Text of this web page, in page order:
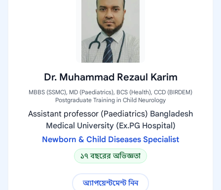
Dr. Muhammad Rezaul Karim
MBBS (SSMC), MD (Paediatrics), BCS (Health), CCD (BIRDEM)
Postgraduate Training in Child Neurology
Assistant professor (Paediatrics) Bangladesh
Medical University (Ex.PG Hospital)
Newborn & Child Diseases Specialist
১৭ বছরের অভিজ্ঞতা
অ্যাপয়েন্টমেন্ট নিন